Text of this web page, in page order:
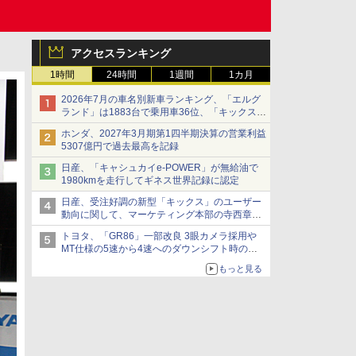
アクセスランキング
1時間 24時間 1週間 1カ月
2026年7月の車名別新車ランキング、「エルグ
ランド」は1883台で乗用車36位、「キックス」
は2591台で27位に
ホンダ、2027年3月期第1四半期決算の営業利益
5307億円で過去最高を記録
日産、「キャシュカイe-POWER」が無給油で
1980kmを走行してギネス世界記録に認定
日産、受注好調の新型「キックス」のユーザー
動向に関して、マーケティング本部の寺西章氏
が解説
トヨタ、「GR86」一部改良 3眼カメラ採用や
MT仕様の5速から4速へのダウンシフト時の操
もっと見る